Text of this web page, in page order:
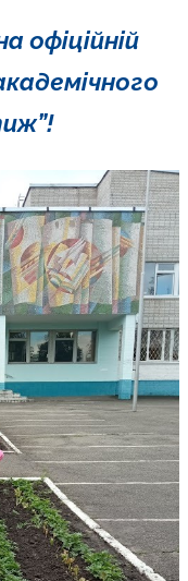
офіційній